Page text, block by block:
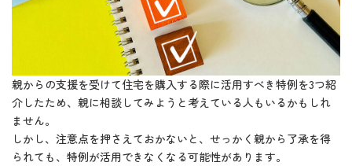
親からの支援を受けて住宅を購入する際に活用すべき特例を3つ紹
介したため、親に相談してみようと考えている人もいるかもしれ
ません。
しかし、注意点を押さえておかないと、せっかく親から了承を得
られても、特例が活用できなくなる可能性があります。